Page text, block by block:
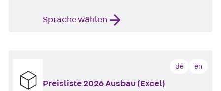
Sprache wählen
de en
Preisliste 2026 Ausbau (Excel)